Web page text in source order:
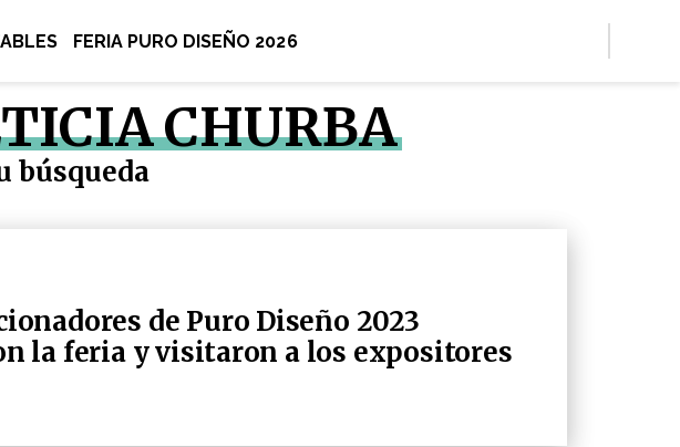
FERIA PURO DISEÑO 2026
CHURBA
búsqueda
de Puro Diseño 2023
la feria y visitaron a los expositores